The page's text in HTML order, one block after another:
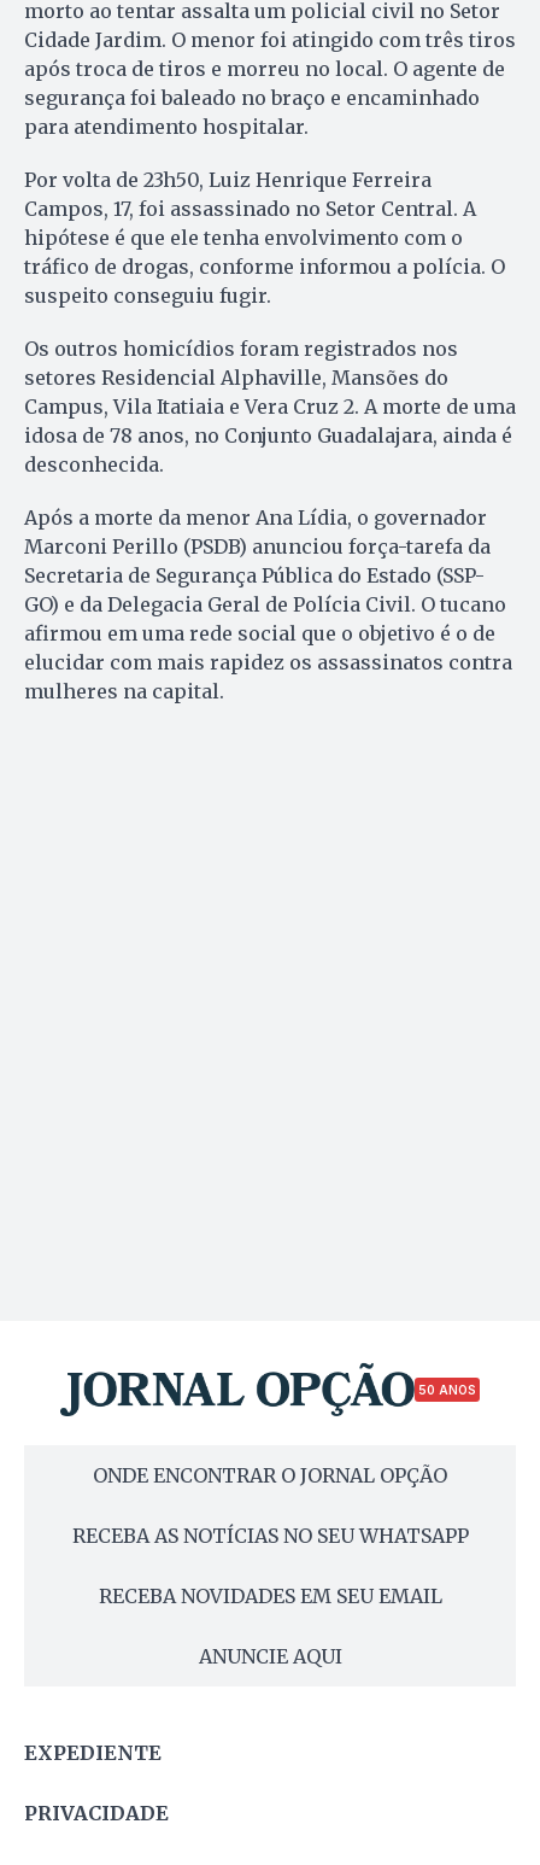
morto ao tentar assalta um policial civil no Setor
Cidade Jardim. O menor foi atingido com três tiros
após troca de tiros e morreu no local. O agente de
segurança foi baleado no braço e encaminhado
para atendimento hospitalar.
Por volta de 23h50, Luiz Henrique Ferreira
Campos, 17, foi assassinado no Setor Central. A
hipótese é que ele tenha envolvimento com o
tráfico de drogas, conforme informou a polícia. O
suspeito conseguiu fugir.
Os outros homicídios foram registrados nos
setores Residencial Alphaville, Mansões do
Campus, Vila Itatiaia e Vera Cruz 2. A morte de uma
idosa de 78 anos, no Conjunto Guadalajara, ainda é
desconhecida.
Após a morte da menor Ana Lídia, o governador
Marconi Perillo (PSDB) anunciou força-tarefa da
Secretaria de Segurança Pública do Estado (SSP-
GO) e da Delegacia Geral de Polícia Civil. O tucano
afirmou em uma rede social que o objetivo é o de
elucidar com mais rapidez os assassinatos contra
mulheres na capital.
50 ANOS
ONDE ENCONTRAR O JORNAL OPÇÃO
RECEBA AS NOTÍCIAS NO SEU WHATSAPP
RECEBA NOVIDADES EM SEU EMAIL
ANUNCIE AQUI
EXPEDIENTE
PRIVACIDADE